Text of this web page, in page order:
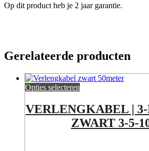
Op dit product heb je 2 jaar garantie.
Gerelateerde producten
Opties selecteren
VERLENGKABEL |
ZWART 3-5-